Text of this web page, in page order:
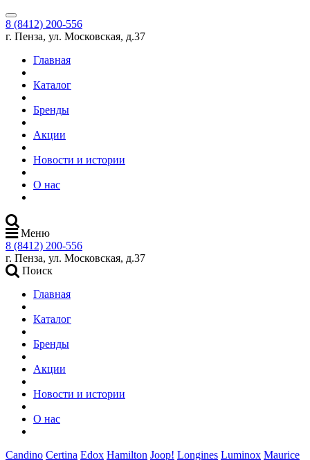
8 (8412) 200-556
г. Пенза, ул. Московская, д.37
Главная
Каталог
Бренды
Акции
Новости и истории
О нас
Меню
8 (8412) 200-556
г. Пенза, ул. Московская, д.37
Поиск
Главная
Каталог
Бренды
Акции
Новости и истории
О нас
Candino Certina Edox Hamilton Joop! Longines Luminox Maurice